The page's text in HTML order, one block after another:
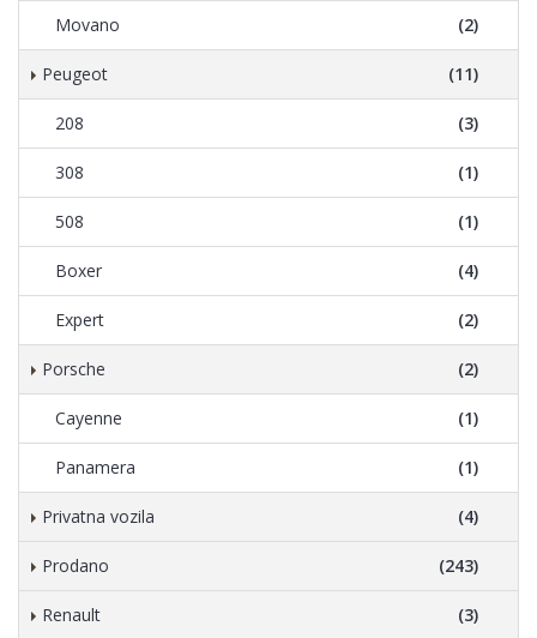
Movano (2)
Peugeot (11)
208 (3)
308 (1)
508 (1)
Boxer (4)
Expert (2)
Porsche (2)
Cayenne (1)
Panamera (1)
Privatna vozila (4)
Prodano (243)
Renault (3)